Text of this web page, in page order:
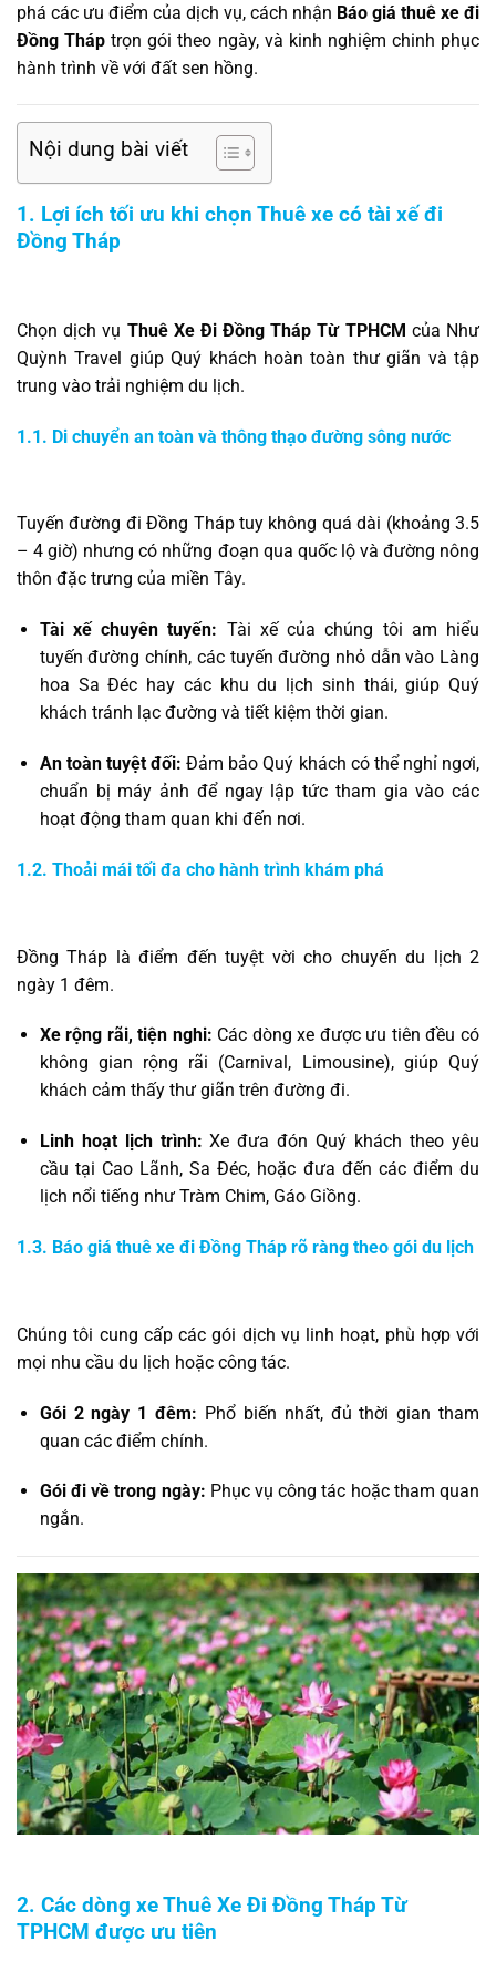
phá các ưu điểm của dịch vụ, cách nhận Báo giá thuê xe đi
Đồng Tháp trọn gói theo ngày, và kinh nghiệm chinh phục
hành trình về với đất sen hồng.
Nội dung bài viết
1. Lợi ích tối ưu khi chọn Thuê xe có tài xế đi
Đồng Tháp
Chọn dịch vụ Thuê Xe Đi Đồng Tháp Từ TPHCM của Như
Quỳnh Travel giúp Quý khách hoàn toàn thư giãn và tập
trung vào trải nghiệm du lịch.
1.1. Di chuyển an toàn và thông thạo đường sông nước
Tuyến đường đi Đồng Tháp tuy không quá dài (khoảng 3.5
– 4 giờ) nhưng có những đoạn qua quốc lộ và đường nông
thôn đặc trưng của miền Tây.
Tài xế chuyên tuyến: Tài xế của chúng tôi am hiểu
tuyến đường chính, các tuyến đường nhỏ dẫn vào Làng
hoa Sa Đéc hay các khu du lịch sinh thái, giúp Quý
khách tránh lạc đường và tiết kiệm thời gian.
An toàn tuyệt đối: Đảm bảo Quý khách có thể nghỉ ngơi,
chuẩn bị máy ảnh để ngay lập tức tham gia vào các
hoạt động tham quan khi đến nơi.
1.2. Thoải mái tối đa cho hành trình khám phá
Đồng Tháp là điểm đến tuyệt vời cho chuyến du lịch 2
ngày 1 đêm.
Xe rộng rãi, tiện nghi: Các dòng xe được ưu tiên đều có
không gian rộng rãi (Carnival, Limousine), giúp Quý
khách cảm thấy thư giãn trên đường đi.
Linh hoạt lịch trình: Xe đưa đón Quý khách theo yêu
cầu tại Cao Lãnh, Sa Đéc, hoặc đưa đến các điểm du
lịch nổi tiếng như Tràm Chim, Gáo Giồng.
1.3. Báo giá thuê xe đi Đồng Tháp rõ ràng theo gói du lịch
Chúng tôi cung cấp các gói dịch vụ linh hoạt, phù hợp với
mọi nhu cầu du lịch hoặc công tác.
Gói 2 ngày 1 đêm: Phổ biến nhất, đủ thời gian tham
quan các điểm chính.
Gói đi về trong ngày: Phục vụ công tác hoặc tham quan
ngắn.
2. Các dòng xe Thuê Xe Đi Đồng Tháp Từ
TPHCM được ưu tiên